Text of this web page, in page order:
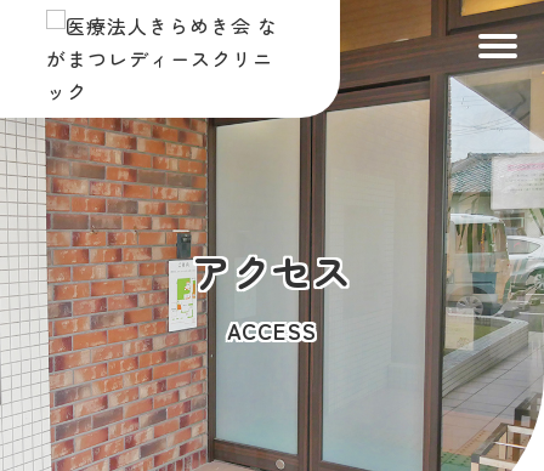
アクセス
ACCESS
トップ TOP
診療案内 SERVICES
院長あいさつ GREETING
院内紹介 FACILITIES
アクセス ACCESS
ブログ BLOG